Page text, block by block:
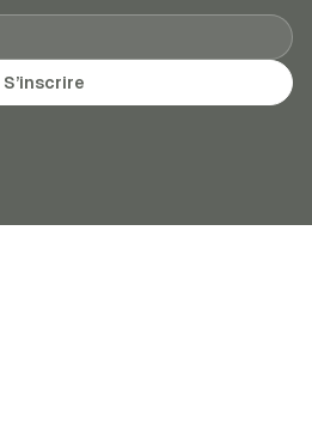
S’inscrire